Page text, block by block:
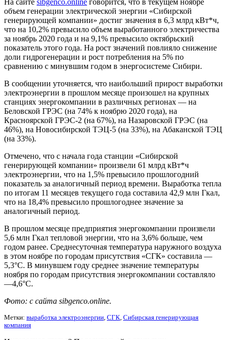
объем генерации электрической энергии «Сибирской
генерирующей компании» достиг значения в 6,3 млрд кВт*ч,
что на 10,2% превысило объем выработанного электричества
за ноябрь 2020 года и на 9,1% превысило октябрьский
показатель этого года. На рост значений повлияло снижение
доли гидрогенерации и рост потребления на 5% по
сравнению с минувшим годом в энергосистеме Сибири.
В сообщении уточняется, что наибольший прирост выработки
электроэнергии в прошлом месяце произошел на крупных
станциях энергокомпании в различных регионах — на
Беловской ГРЭС (на 74% к ноябрю 2020 года), на
Красноярской ГРЭС-2 (на 67%), на Назаровской ГРЭС (на
46%), на Новосибирской ТЭЦ-5 (на 33%), на Абаканской ТЭЦ
(на 33%).
Отмечено, что с начала года станции «Сибирской
генерирующей компании» произвели 61 млрд кВт*ч
электроэнергии, что на 1,5% превысило прошлогодний
показатель за аналогичный период времени. Выработка тепла
по итогам 11 месяцев текущего года составила 42,9 млн Гкал,
что на 18,4% превысило прошлогоднее значение за
аналогичный период.
В прошлом месяце предприятия энергокомпании произвели
5,6 млн Гкал тепловой энергии, что на 3,6% больше, чем
годом ранее. Среднесуточная температура наружного воздуха
в этом ноябре по городам присутствия «СГК» составила —
5,3°C. В минувшем году среднее значение температуры
ноября по городам присутствия энергокомпании составляло
—4,6°C.
Фото: с сайта sibgenco.online.
Метки: выработка электроэнергии, СГК, Сибирская генерирующая
компания